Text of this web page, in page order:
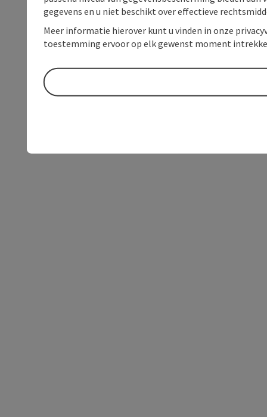
gegevens en u niet beschikt over effectieve
Meer informatie hierover kunt u vinden in onze
toestemming ervoor op elk gewenst moment